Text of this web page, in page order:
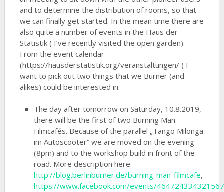
and to determine the distribution of rooms, so that
we can finally get started. In the mean time there are
also quite a number of events in the Haus der
Statistik ( I’ve recently visited the open garden).
From the event calendar
(https://hausderstatistik.org/veranstaltungen/ ) I
want to pick out two things that we Burner (and
alikes) could be interested in:
The day after tomorrow on Saturday, 10.8.2019,
there will be the first of two Burning Man
Filmcafés. Because of the parallel „Tango Milonga
im Autoscooter“ we are moved on the evening
(8pm) and to the workshop build in front of the
road. More description here:
http://blog.berlinburner.de/burning-man-filmcafe,
https://www.facebook.com/events/